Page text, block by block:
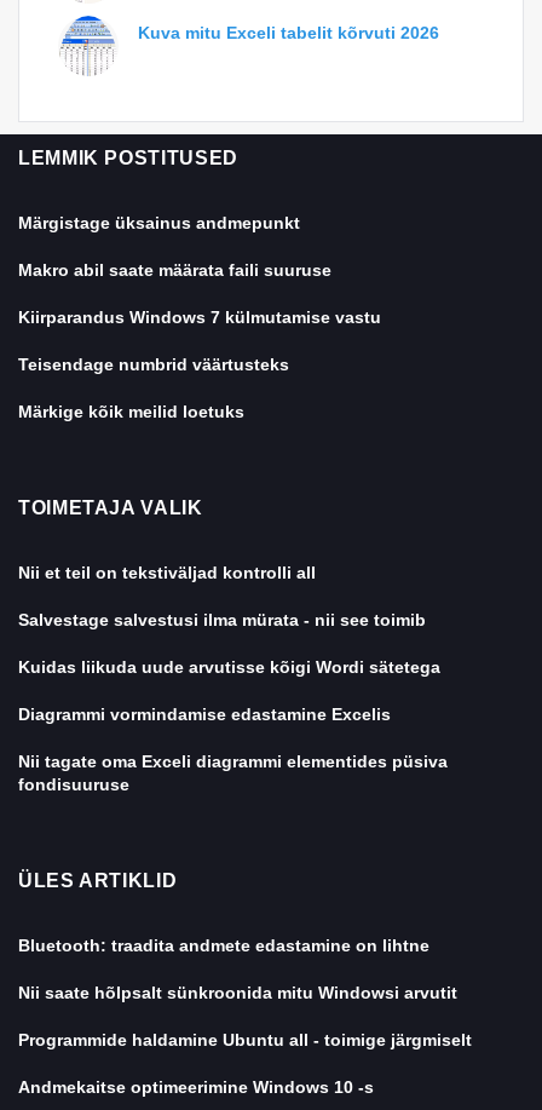
Kuva mitu Exceli tabelit kõrvuti 2026
LEMMIK POSTITUSED
Märgistage üksainus andmepunkt
Makro abil saate määrata faili suuruse
Kiirparandus Windows 7 külmutamise vastu
Teisendage numbrid väärtusteks
Märkige kõik meilid loetuks
TOIMETAJA VALIK
Nii et teil on tekstiväljad kontrolli all
Salvestage salvestusi ilma mürata - nii see toimib
Kuidas liikuda uude arvutisse kõigi Wordi sätetega
Diagrammi vormindamise edastamine Excelis
Nii tagate oma Exceli diagrammi elementides püsiva
fondisuuruse
ÜLES ARTIKLID
Bluetooth: traadita andmete edastamine on lihtne
Nii saate hõlpsalt sünkroonida mitu Windowsi arvutit
Programmide haldamine Ubuntu all - toimige järgmiselt
Andmekaitse optimeerimine Windows 10 -s